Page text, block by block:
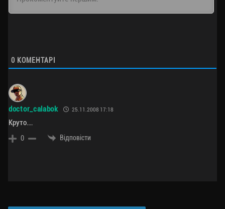
0 КОМЕНТАРІ
doctor_calabok 25.11.2008 17:18
Круто….
0 Відповісти